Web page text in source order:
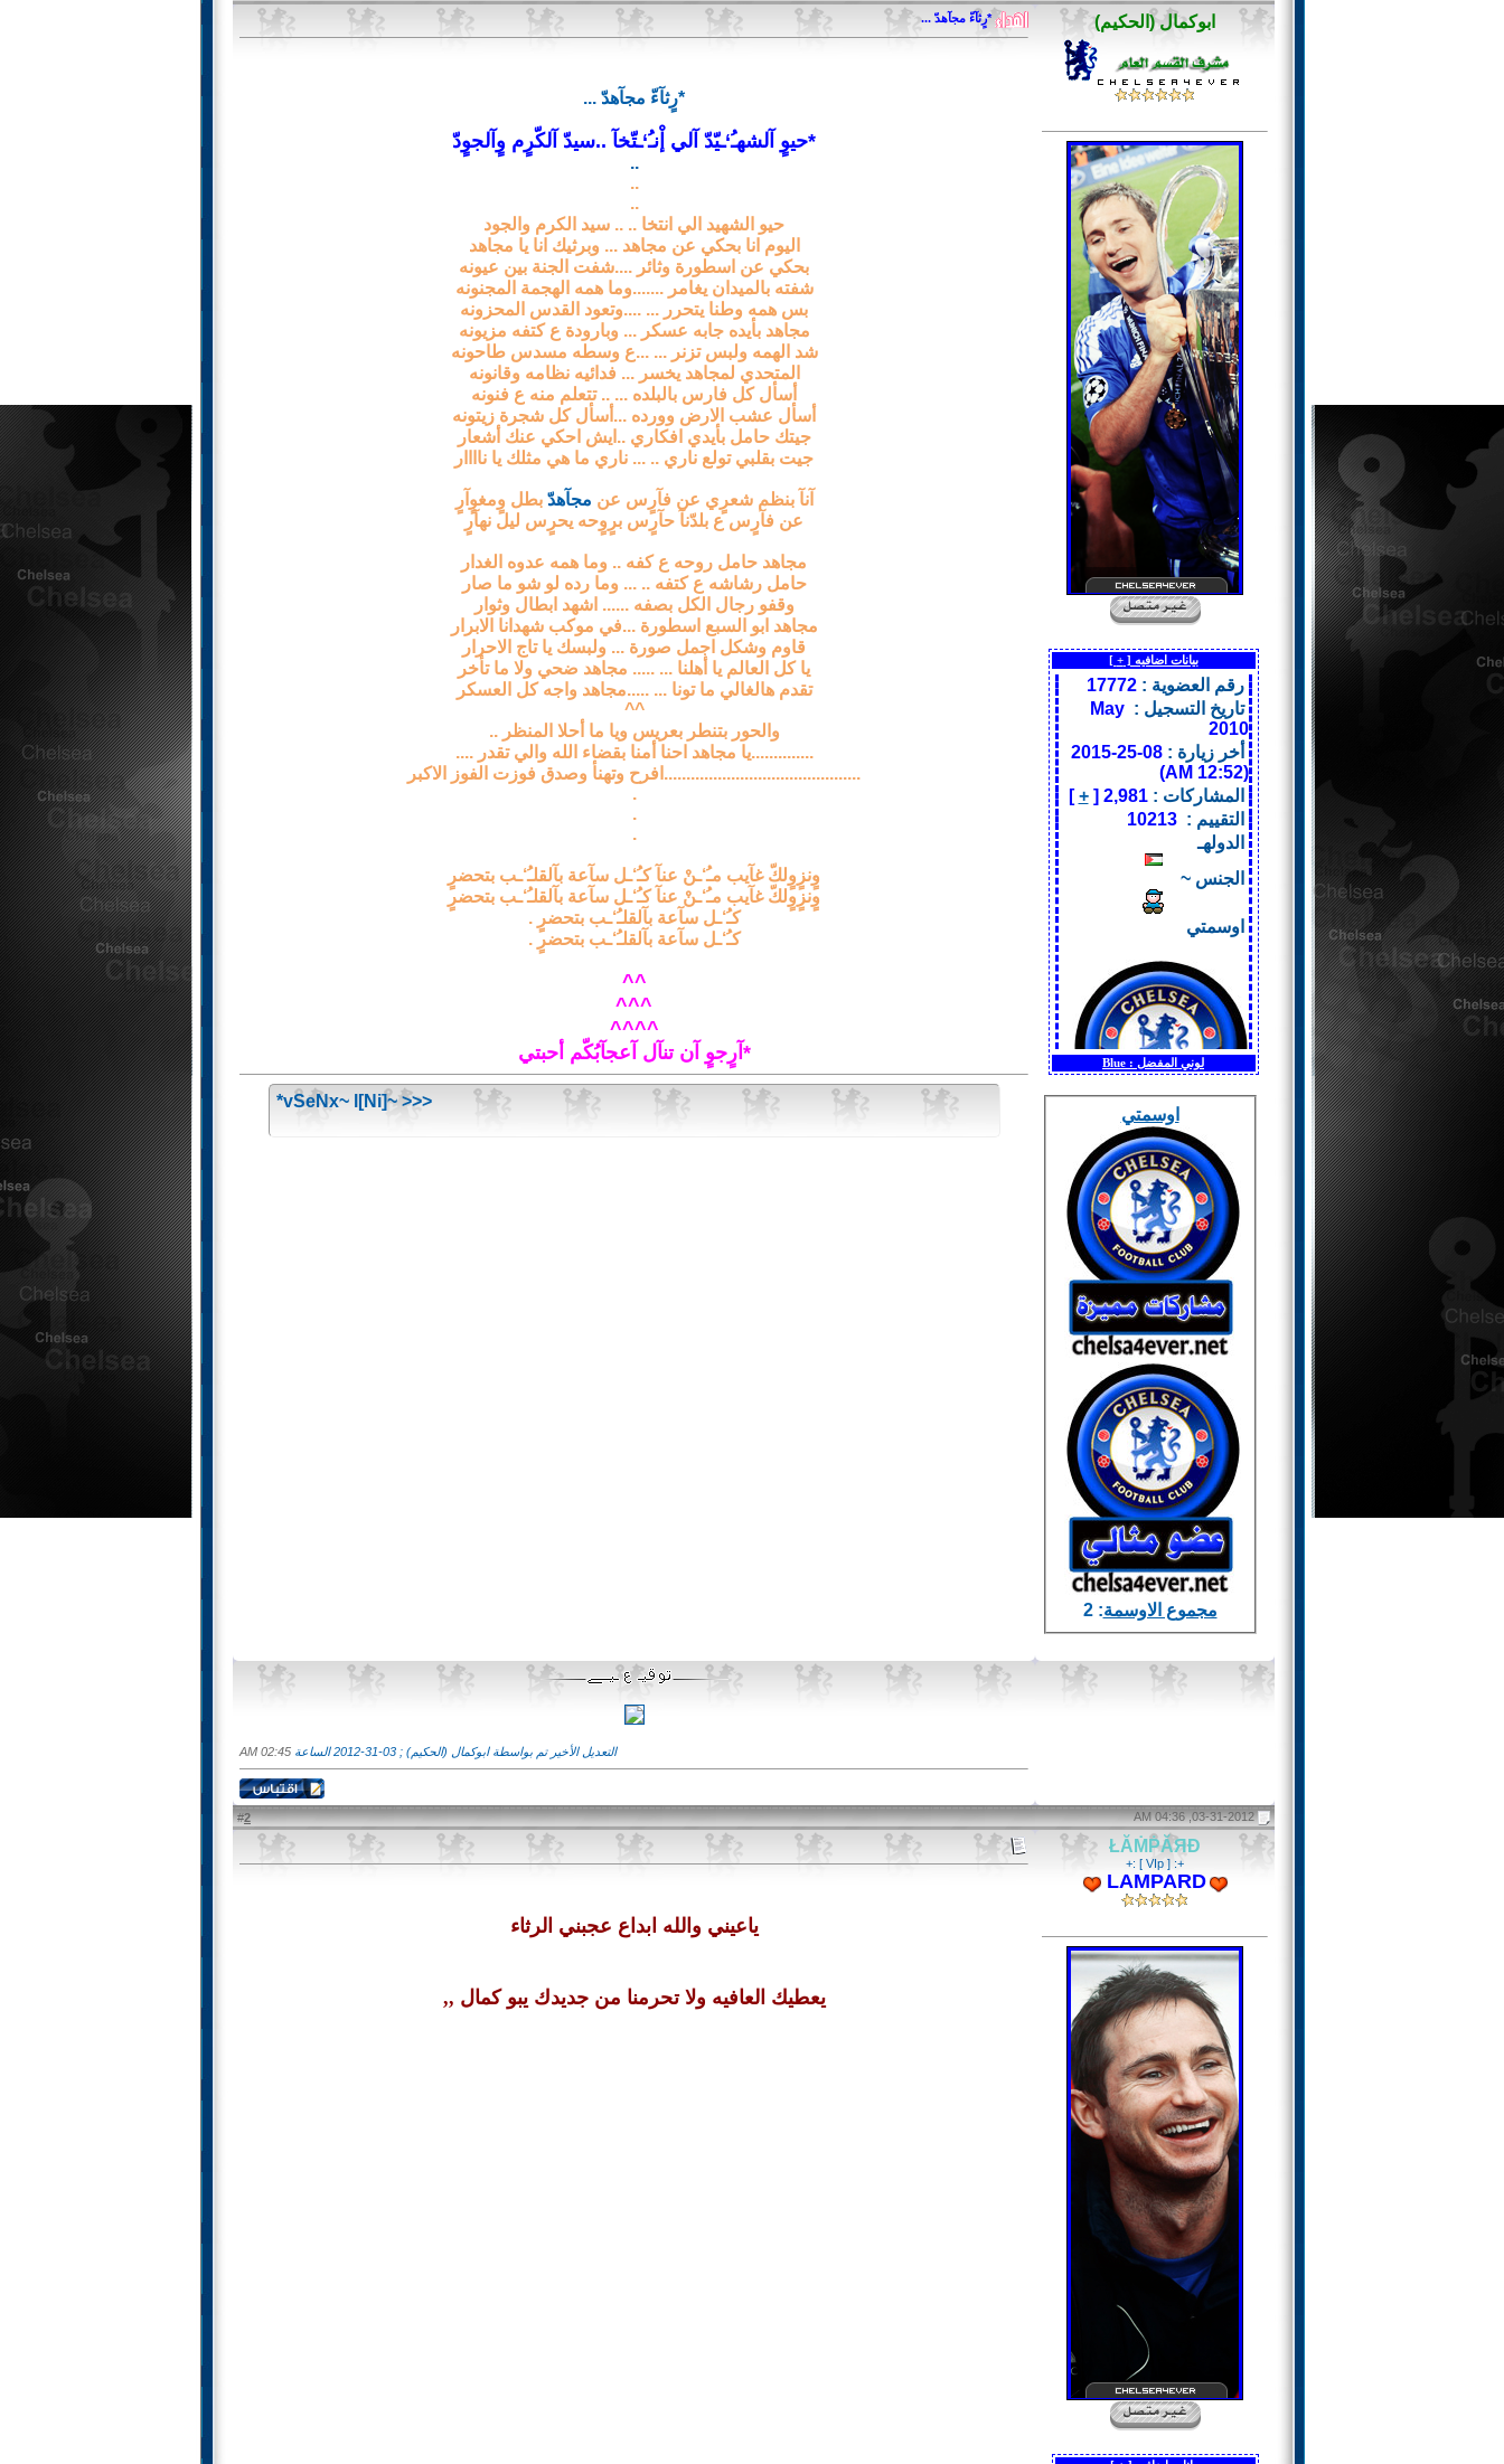
ابوكمال (الحكيم)
بيانات اضافيه [+
]
رقم العضوية : 17772
تاريخ التسجيل :May
2010
أخر زيارة :
08-25-2015
(12:52 AM)
المشاركات : 2,981 [
+
]
التقييم :10213
الدولهـ
الجنس ~
اوسمتي
لوني المفضل : Blue
اوسمتي
مجموع الاوسمة: 2
*رٍثآءّ مجآهدّ ...
*رٍثآءّ مجآهدّ ...
*حيوٍ آلشهـُ‘ـيّدّ آلي إْنـُ‘ـتّخآ ..سيدّ آلكّرٍم وٍآلجوٍدّ
..
..
..
حيو الشهيد الي انتخا .. .. سيد الكرم والجود
اليوم انا بحكي عن مجاهد ... وبرثيك انا يا مجاهد
بحكي عن اسطورة وثائر ....شفت الجنة بين عيونه
شفته بالميدان يغامر .......وما همه الهجمة المجنونه
بس همه وطنا يتحرر ... ....وتعود القدس المحزونه
مجاهد بأيده جابه عسكر ... وبارودة ع كتفه مزيونه
شد الهمه ولبس تزنر ... ...ع وسطه مسدس طاحونه
المتحدي لمجاهد يخسر ... فدائيه نظامه وقانونه
أسأل كل فارس بالبلده ... .. تتعلم منه ع فنونه
أسأل عشب الارض وورده ...أسأل كل شجرة زيتونه
جيتك حامل بأيدي افكاري ..ايش احكي عنك أشعار
جيت بقلبي تولع ناري .. ... ناري ما هي مثلك يا ناااار
آنآ بنظم شعرٍي عن فآرٍس عن مجآهدّبطل وٍمغوٍآرٍ
عن فآرٍس ع بلدّنآ حآرٍس برٍوٍحه يحرٍس ليل نهآرٍ
مجاهد حامل روحه ع كفه .. وما همه عدوه الغدار
حامل رشاشه ع كتفه .. ... وما رده لو شو ما صار
وقفو رجال الكل بصفه ...... اشهد ابطال وثوار
مجاهد ابو السبع اسطورة ...في موكب شهدانا الابرار
قاوم وشكل اجمل صورة ... ولبسك يا تاج الاحرار
يا كل العالم يا أهلنا ... ..... مجاهد ضحي ولا ما تأخر
تقدم هالغالي ما تونا ... .....مجاهد واجه كل العسكر
^^
والحور بتنطر بعريس ويا ما أحلا المنظر ..
..............يا مجاهد احنا أمنا بقضاء الله والي تقدر ....
............................................افرح وتهنأ وصدق فوزت الفوز الاكبر
.
.
.
وٍنزٍوٍلكّ غآيب مـُ‘ـنْ عنآ كـُ‘ـل سآعة بآلقلـُ‘ـب بتحضرٍ
وٍنزٍوٍلكّ غآيب مـُ‘ـنْ عنآ كـُ‘ـل سآعة بآلقلـُ‘ـب بتحضرٍ
كـُ‘ـل سآعة بآلقلـُ‘ـب بتحضرٍ .
كـُ‘ـل سآعة بآلقلـُ‘ـب بتحضرٍ .
^^
^^^
^^^^
*آرٍجوٍ آن تنآل آعجآبُكّم أحبتي
*vSeNx~ l[Ni]~ >>>
التعديل الأخير تم بواسطة ابوكمال (الحكيم) ; 03-31-2012 الساعة 02:45 AM
03-31-2012, 04:36 AM
#
2
ŁĂṀṖĂЯĐ
+: [ VIp ] :+
LAMPARD
ياعيني والله ابداع عجبني الرثاء
يعطيك العافيه ولا تحرمنا من جديدك يبو كمال ,,